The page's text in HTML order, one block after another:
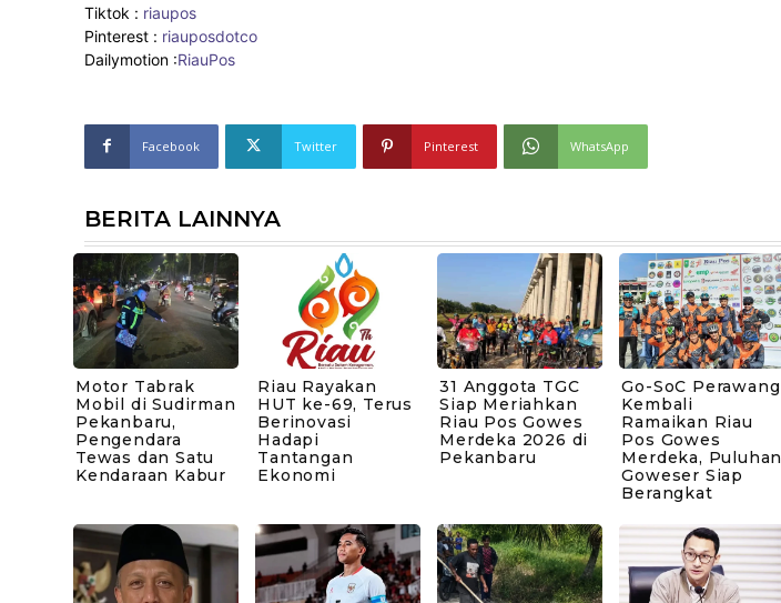
Tiktok : riaupos
Pinterest : riauposdotco
Dailymotion :RiauPos
Facebook Twitter Pinterest WhatsApp
BERITA LAINNYA
Motor Tabrak
Mobil di Sudirman
Pekanbaru,
Pengendara
Tewas dan Satu
Kendaraan Kabur
Riau Rayakan
HUT ke-69, Terus
Berinovasi
Hadapi
Tantangan
Ekonomi
31 Anggota TGC
Siap Meriahkan
Riau Pos Gowes
Merdeka 2026 di
Pekanbaru
Go-SoC Perawang
Kembali
Ramaikan Riau
Pos Gowes
Merdeka, Puluhan
Goweser Siap
Berangkat